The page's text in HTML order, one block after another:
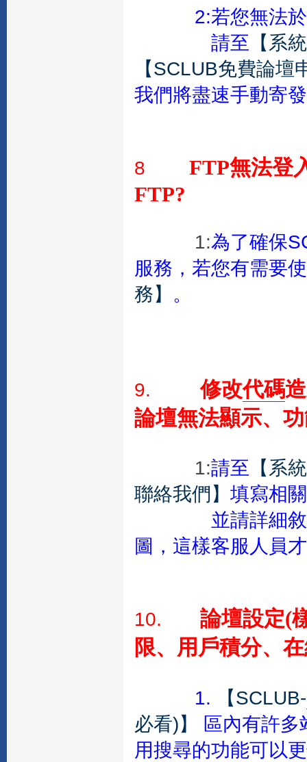
2:若您無法於收
請至 【系
【SCLUB免費論壇
我們將盡速手動寄
8
FTP無法登
FTP?
1:為了確保
服務，若您有需要
務】
。
9. 修改代碼
論壇無法顯示、
1:請至 【系
聯絡我們】 填寫相
並請詳細
圖，這樣客服人員
10.
論壇設定(
限、用戶積分、
1. 【SCLUB-
必看)】
區內有許多
用搜尋的功能可以